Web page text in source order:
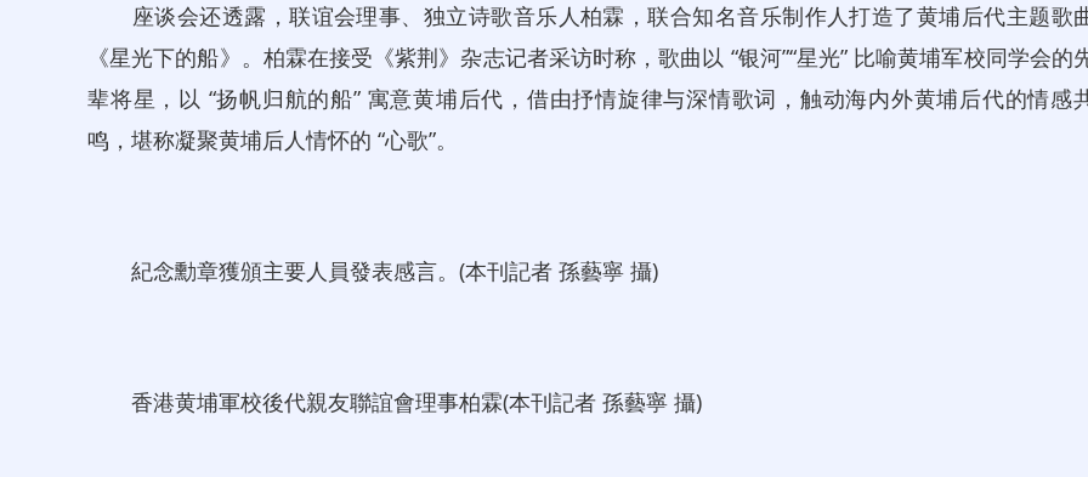
座谈会还透露，联谊会理事、独立诗歌音乐人柏霖，联合知名音乐制作人打造了黄埔后代主题歌
《星光下的船》。柏霖在接受《紫荆》杂志记者采访时称，歌曲以 “银河”“星光” 比喻黄埔军校同学会的
辈将星，以 “扬帆归航的船” 寓意黄埔后代，借由抒情旋律与深情歌词，触动海内外黄埔后代的情感
鸣，堪称凝聚黄埔后人情怀的 “心歌”。
紀念勳章獲頒主要人員發表感言。(本刊記者 孫藝寧 攝)
香港黄埔軍校後代親友聯誼會理事柏霖(本刊記者 孫藝寧 攝)